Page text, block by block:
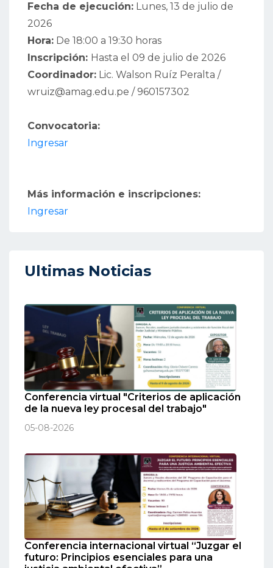
Fecha de ejecución: Lunes, 13 de julio de
2026
Hora: De 18:00 a 19:30 horas
Inscripción: Hasta el 09 de julio de 2026
Coordinador: Lic. Walson Ruíz Peralta /
wruiz@amag.edu.pe / 960157302
Convocatoria:
Ingresar
Más información e inscripciones:
Ingresar
Ultimas Noticias
Conferencia virtual "Criterios de aplicación
de la nueva ley procesal del trabajo"
05-08-2026
Conferencia internacional virtual “Juzgar el
futuro: Principios esenciales para una